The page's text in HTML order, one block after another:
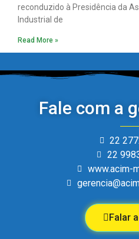
reconduzido à Presidência da
Industrial de
Read More »
Fale com a
22
22
www.acim-
Falar